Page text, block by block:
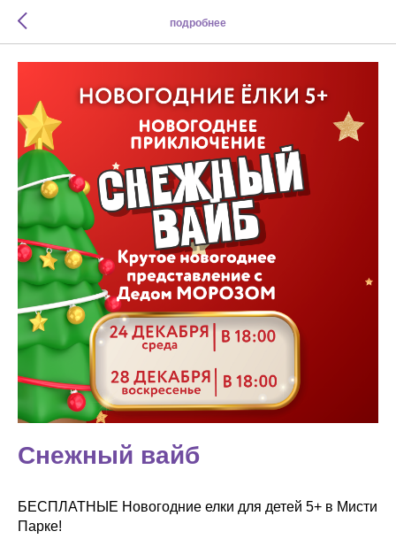
подробнее
Снежный вайб
БЕСПЛАТНЫЕ Новогодние елки для детей 5+ в Мисти
Парке!